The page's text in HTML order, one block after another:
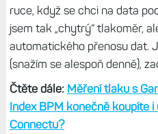
ruce, když se chci na data
jsem tak „chytrý“ tlakoměr,
automatického přenosu dat.
(snažím se alespoň denně),
Čtěte dále: Měření tlaku s
Index BPM konečně koupíte
Connectu?